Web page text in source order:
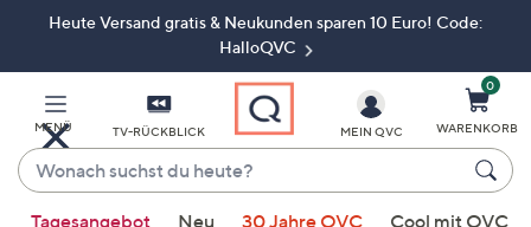
ZumHeute Versand gratis & Neukunden sparen 10 Euro! Code:
HalloQVC
MENÜ TV-RÜCKBLICK
Wonach
suchst
du
MEIN QVC
0
WARENKORB
Tagesangebot Neu 30 Jahre QVC Cool mit QVC